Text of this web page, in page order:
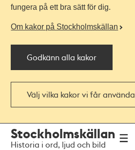
fungera på ett bra sätt för dig.
Om kakor på Stockholmskällan
Godkänn alla kakor
Välj vilka kakor vi får använda
navigationen
huvudinnehållet
Stockholmskällan
Historia i ord, ljud och bild